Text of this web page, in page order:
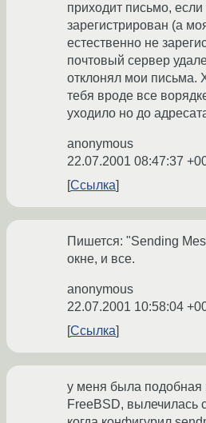
приходит письмо,
зарегистрирован (а
естественно не
почтовый сервер
отклонял мои письма.
тебя вроде все
уходило но до
anonymous
22.07.2001 08:47:37
Ссылка
Пишется: "Sending
окне, и все.
anonymous
22.07.2001 10:58:04
Ссылка
у меня была подобная
FreeBSD, вылечилась